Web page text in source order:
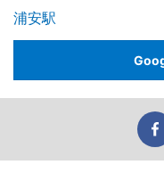
浦安駅